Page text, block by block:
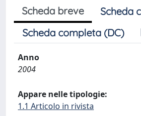
Scheda breve
Scheda
Scheda completa (DC)
Anno
2004
Appare nelle tipologie:
1.1 Articolo in rivista